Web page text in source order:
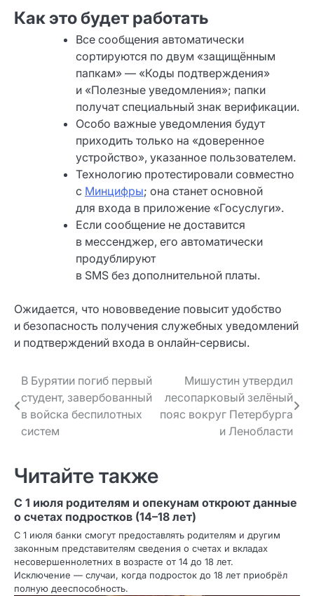
Как это будет работать
Все сообщения автоматически
сортируются по двум «защищённым
папкам» — «Коды подтверждения»
и «Полезные уведомления»; папки
получат специальный знак верификации.
Особо важные уведомления будут
приходить только на «доверенное
устройство», указанное пользователем.
Технологию протестировали совместно
с Минцифры; она станет основной
для входа в приложение «Госуслуги».
Если сообщение не доставится
в мессенджер, его автоматически
продублируют
в SMS без дополнительной платы.
Ожидается, что нововведение повысит удобство
и безопасность получения служебных уведомлений
и подтверждений входа в онлайн‑сервисы.
Навигация
по записям
В Бурятии погиб первый
студент, завербованный
в войска беспилотных
систем
Мишустин утвердил
лесопарковый зелёный
пояс вокруг Петербурга
и Ленобласти
Читайте также
С 1 июля родителям и опекунам откроют данные
о счетах подростков (14–18 лет)
С 1 июля банки смогут предоставлять родителям и другим
законным представителям сведения о счетах и вкладах
несовершеннолетних в возрасте от 14 до 18 лет.
Исключение — случаи, когда подросток до 18 лет приобрёл
полную дееспособность.